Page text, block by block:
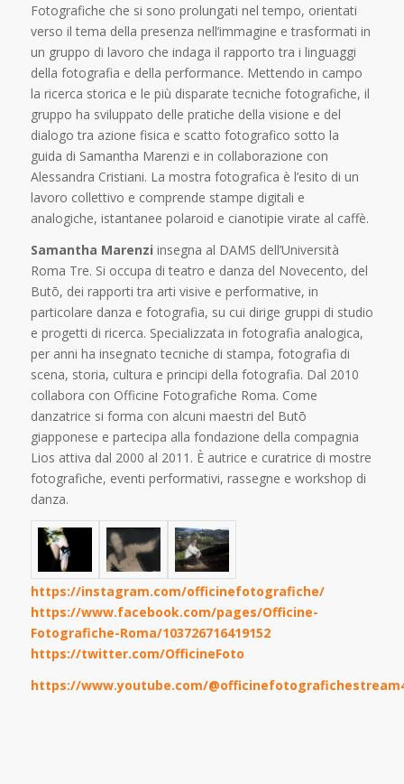
Fotografiche che si sono prolungati nel tempo, orientati
verso il tema della presenza nell’immagine e trasformati in
un gruppo di lavoro che indaga il rapporto tra i linguaggi
della fotografia e della performance. Mettendo in campo
la ricerca storica e le più disparate tecniche fotografiche, il
gruppo ha sviluppato delle pratiche della visione e del
dialogo tra azione fisica e scatto fotografico sotto la
guida di Samantha Marenzi e in collaborazione con
Alessandra Cristiani. La mostra fotografica è l’esito di un
lavoro collettivo e comprende stampe digitali e
analogiche, istantanee polaroid e cianotipie virate al caffè.
Samantha Marenzi insegna al DAMS dell’Università
Roma Tre. Si occupa di teatro e danza del Novecento, del
Butō, dei rapporti tra arti visive e performative, in
particolare danza e fotografia, su cui dirige gruppi di studio
e progetti di ricerca. Specializzata in fotografia analogica,
per anni ha insegnato tecniche di stampa, fotografia di
scena, storia, cultura e principi della fotografia. Dal 2010
collabora con Officine Fotografiche Roma. Come
danzatrice si forma con alcuni maestri del Butō
giapponese e partecipa alla fondazione della compagnia
Lios attiva dal 2000 al 2011. È autrice e curatrice di mostre
fotografiche, eventi performativi, rassegne e workshop di
danza.
https://instagram.com/officinefotografiche/
https://www.facebook.com/pages/Officine-
Fotografiche-Roma/103726716419152
https://twitter.com/OfficineFoto
https://www.youtube.com/